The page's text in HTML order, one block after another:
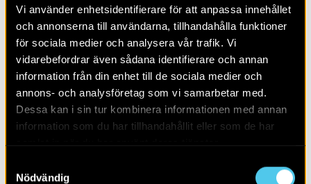
Vi använder enhetsidentifierare för att anpassa innehållet
och annonserna till användarna, tillhandahålla funktioner
för sociala medier och analysera vår trafik. Vi
vidarebefordrar även sådana identifierare och annan
information från din enhet till de sociala medier och
annons- och analysföretag som vi samarbetar med.
Dessa kan i sin tur kombinera informationen med annan
information som du har tillhandahållit eller som de har
Nödvändig
RAPPORT 2017:70
Krapperups trädgård